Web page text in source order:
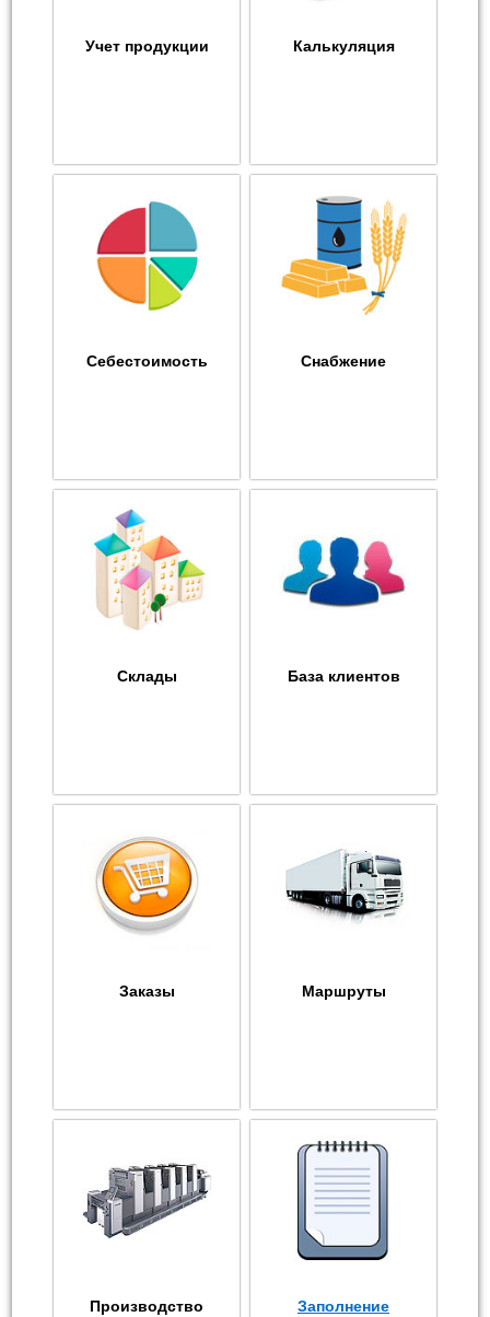
Учет продукции Калькуляция
Себестоимость Снабжение
Склады База клиентов
Заказы Маршруты
Производство
Заполнение